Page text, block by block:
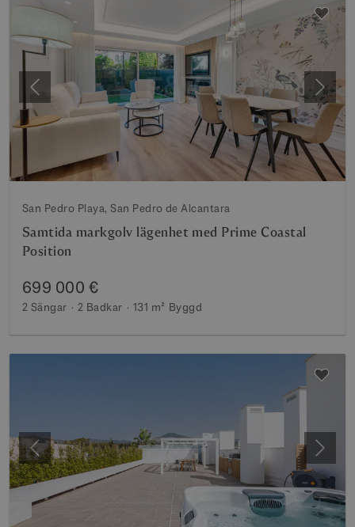
Föregående Nästa
San Pedro Playa, San Pedro de Alcantara
Samtida markgolv lägenhet med Prime Coastal
Position
699 000 €
2 Sängar 2 Badkar 131 m² Byggd
Föregående Nästa